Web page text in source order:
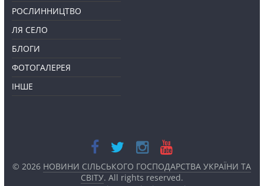
РОСЛИННИЦТВО
ЛЯ СЕЛО
БЛОГИ
ФОТОГАЛЕРЕЯ
ІНШЕ
© 2026 НОВИНИ СІЛЬСЬКОГО ГОСПОДАРСТВА УКРАЇНИ ТА
СВІТУ. All rights reserved.